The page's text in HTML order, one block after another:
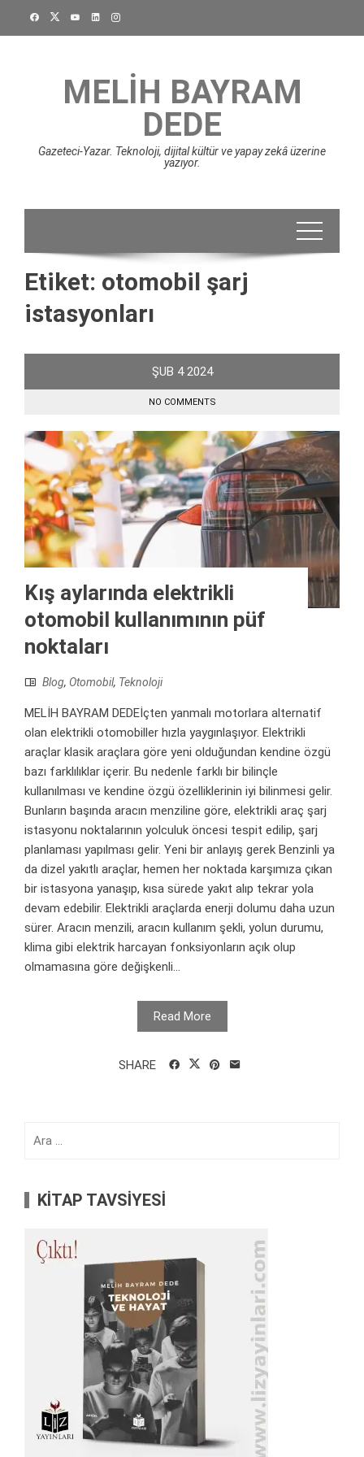
MELIH BAYRAM
DEDE
Gazeteci-Yazar. Teknoloji, dijital kültür ve yapay zekâ üzerine
yazıyor.
Etiket: otomobil şarj
istasyonları
ŞUB 4 2024
NO COMMENTS
Kış aylarında elektrikli
otomobil kullanımının püf
noktaları
Blog, Otomobil, Teknoloji
MELİH BAYRAM DEDEİçten yanmalı motorlara alternatif
olan elektrikli otomobiller hızla yaygınlaşıyor. Elektrikli
araçlar klasik araçlara göre yeni olduğundan kendine özgü
bazı farklılıklar içerir. Bu nedenle farklı bir bilinçle
kullanılması ve kendine özgü özelliklerinin iyi bilinmesi gelir.
Bunların başında aracın menziline göre, elektrikli araç şarj
istasyonu noktalarının yolculuk öncesi tespit edilip, şarj
planlaması yapılması gelir. Yeni bir anlayış gerek Benzinli ya
da dizel yakıtlı araçlar, hemen her noktada karşımıza çıkan
bir istasyona yanaşıp, kısa sürede yakıt alıp tekrar yola
devam edebilir. Elektrikli araçlarda enerji dolumu daha uzun
sürer. Aracın menzili, aracın kullanım şekli, yolun durumu,
klima gibi elektrik harcayan fonksiyonların açık olup
olmamasına göre değişkenli...
Read More
SHARE
KİTAP TAVSİYESİ